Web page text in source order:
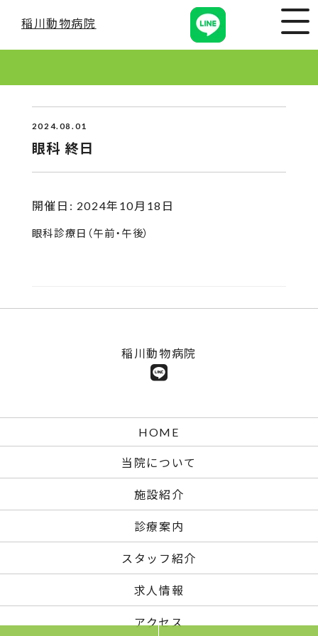
稲川動物病院
2024.08.01
眼科 終日
開催日: 2024年10月18日
眼科診療日（午前・午後）
稲川動物病院
HOME
当院について
施設紹介
診療案内
スタッフ紹介
求人情報
アクセス